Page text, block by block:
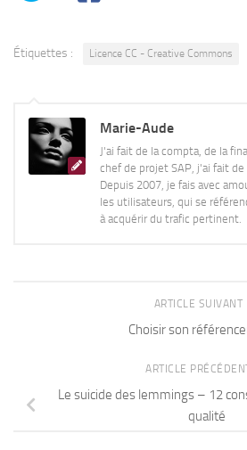
Étiquettes : Licence CC - Creative Commons
Marie-Aude
J'ai fait de la compta, de la
chef de projet SAP, j'ai fait de
Depuis 2007, je fais avec
les utilisateurs, qui se
à acquérir du trafic pertinent.
ARTICLE SUIVANT
Choisir son
ARTICLE
Le suicide des lemmings – 12
qualité